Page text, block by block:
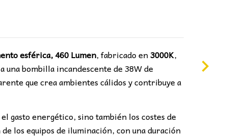
esférica,460 Lumen, fabricado en3000K,
una bombilla incandescente de 38W de
que crea ambientes cálidos y contribuye a
gasto energético, sino también los costes de
los equipos de iluminación, con una duración